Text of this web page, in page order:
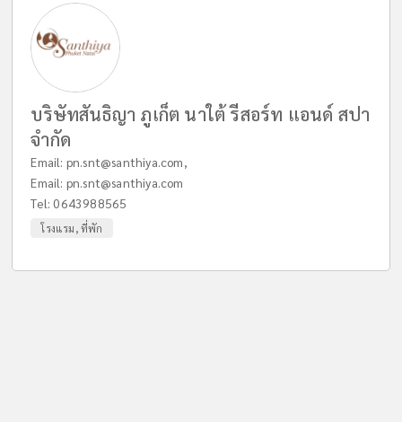
บริษัทสันธิญา ภูเก็ต นาใต้ รีสอร์ท แอนด์ สปา
จำกัด
Email: pn.snt@santhiya.com,
Email: pn.snt@santhiya.com
Tel:0643988565
โรงแรม, ที่พัก